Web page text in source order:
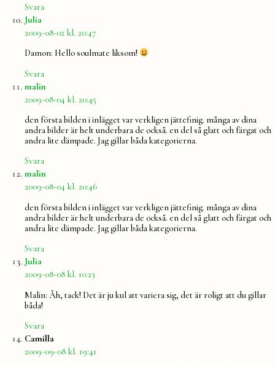
Svara
Julia
2009-08-02 kl. 20:47
Damon: Hello soulmate liksom!
Svara
malin
2009-08-04 kl. 20:45
den första bilden i inlägget var verkligen jättefinig. många av dina
andra bilder är helt underbara de också. en del så glatt och färgat och
andra lite dämpade. Jag gillar båda kategorierna.
Svara
malin
2009-08-04 kl. 20:46
den första bilden i inlägget var verkligen jättefinig. många av dina
andra bilder är helt underbara de också. en del så glatt och färgat och
andra lite dämpade. Jag gillar båda kategorierna.
Svara
Julia
2009-08-08 kl. 10:23
Malin: Åh, tack! Det är ju kul att variera sig, det är roligt att du gillar
båda!
Svara
Camilla
2009-09-08 kl. 19:41